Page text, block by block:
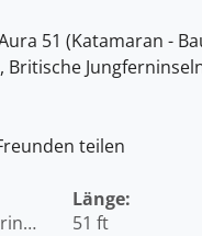
51 (Katamaran -
Britische
teilen
Länge:
51 ft